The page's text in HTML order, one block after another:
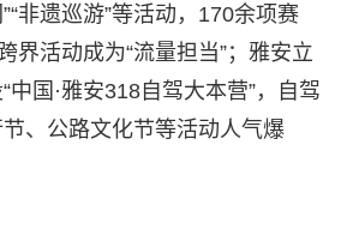
非遗巡游”等活动，170余项赛
界活动成为“流量担当”；雅安立
中国·雅安318自驾大本营”，自驾
、公路文化节等活动人气爆